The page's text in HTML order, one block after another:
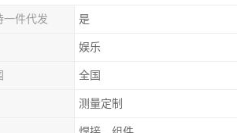
一件代发 是
娱乐
全国
测量定制